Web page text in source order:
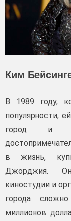
Ким
В 1989 году,
популярности,
город и
в жизнь,
Джорджия.
киностудии и
города
миллионов